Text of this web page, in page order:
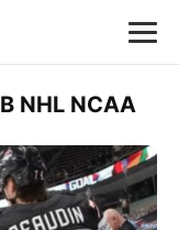
NHL NCAA